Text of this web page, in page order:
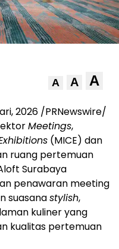
A A A
2026 /PRNewswire/
Meetings,
(MICE) dan
ruang pertemuan
Surabaya
penawaran meeting
suasanastylish,
kuliner yang
kualitas pertemuan